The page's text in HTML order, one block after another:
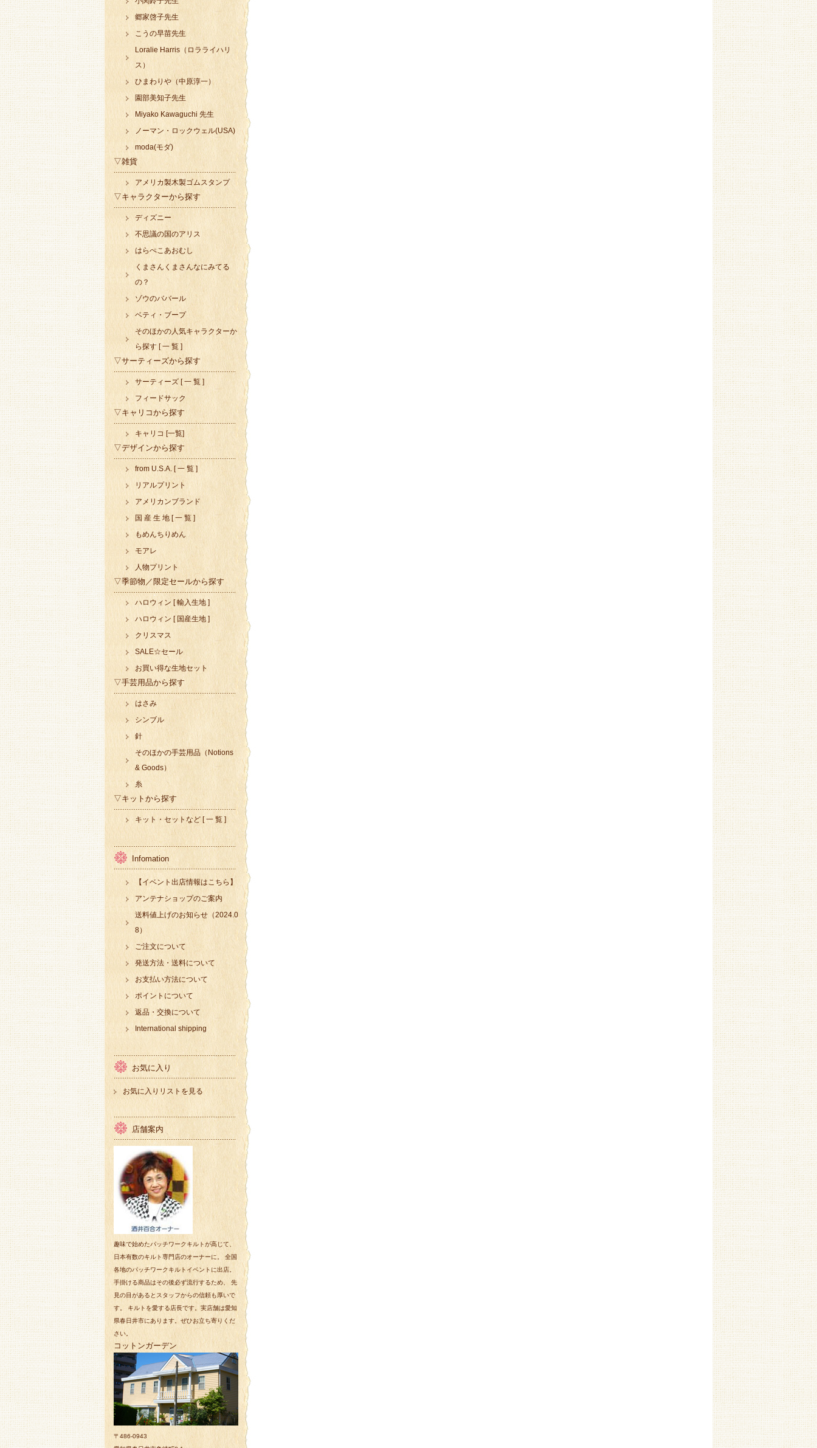
郷家啓子先生
こうの早苗先生
Loralie Harris（ロラライハリ
ス）
ひまわりや（中原淳一）
園部美知子先生
Miyako Kawaguchi 先生
ノーマン・ロックウェル(USA)
moda(モダ)
▽雑貨
アメリカ製木製ゴムスタンプ
▽キャラクターから探す
ディズニー
不思議の国のアリス
はらぺこあおむし
くまさんくまさんなにみてる
の？
ゾウのババール
ベティ・ブープ
そのほかの人気キャラクターか
ら探す [ 一 覧 ]
▽サーティーズから探す
サーティーズ [ 一 覧 ]
フィードサック
▽キャリコから探す
キャリコ [一覧]
▽デザインから探す
from U.S.A. [ 一 覧 ]
リアルプリント
アメリカンブランド
国 産 生 地 [ 一 覧 ]
もめんちりめん
モアレ
人物プリント
▽季節物／限定セールから探す
ハロウィン [ 輸入生地 ]
ハロウィン [ 国産生地 ]
クリスマス
SALE☆セール
お買い得な生地セット
▽手芸用品から探す
はさみ
シンブル
針
そのほかの手芸用品（Notions
& Goods）
糸
▽キットから探す
キット・セットなど [ 一 覧 ]
Infomation
【イベント出店情報はこちら】
アンテナショップのご案内
送料値上げのお知らせ（2024.0
8）
ご注文について
発送方法・送料について
お支払い方法について
ポイントについて
返品・交換について
International shipping
お気に入り
お気に入りリストを見る
店舗案内
趣味で始めたパッチワークキルトが高じて、
日本有数のキルト専門店のオーナーに。 全国
各地のパッチワークキルトイベントに出店。
手掛ける商品はその後必ず流行するため、 先
見の目があるとスタッフからの信頼も厚いで
す。 キルトを愛する店長です。実店舗は愛知
県春日井市にあります。ぜひお立ち寄りくだ
さい。
コットンガーデン
〒486-0943